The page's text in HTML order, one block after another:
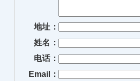
地址：
姓名：
电话：
Email：